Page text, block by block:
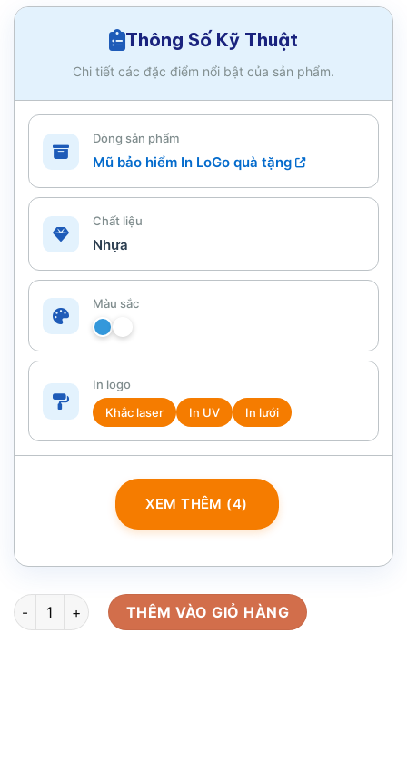
Thông Số Kỹ Thuật
Chi tiết các đặc điểm nổi bật của sản phẩm.
Dòng sản phẩm
Mũ bảo hiểm In LoGo quà tặng
Chất liệu
Nhựa
Màu sắc
In logo
Khắc laser
In UV In lưới
XEM THÊM (4)
Mũ bảo hiểm in logo 3/4 không kính sơn bóng màu trắng và
THÊM VÀO GIỎ HÀNG